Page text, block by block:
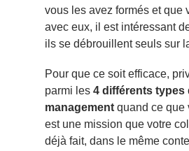
vous les avez formés et que
avec eux, il est intéressant
ils se débrouillent seuls sur
Pour que ce soit efficace,
parmi les 4 différents types
management quand ce que
est une mission que votre
déjà fait, dans le même